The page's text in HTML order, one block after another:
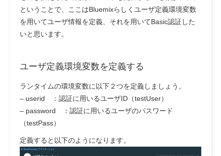
ということで、ここはBluemixらしくユーザ定義環境変数
を用いてユーザ情報を定義、それを用いてBasic認証した
いと思います。
ユーザ定義環境変数を定義する
ランタイムの環境変数に以下２つを定義しましょう。
– userid ：認証に用いるユーザID（testUser）
– password ：認証に用いるユーザのパスワード
（testPass）
定義すると以下のようになります。